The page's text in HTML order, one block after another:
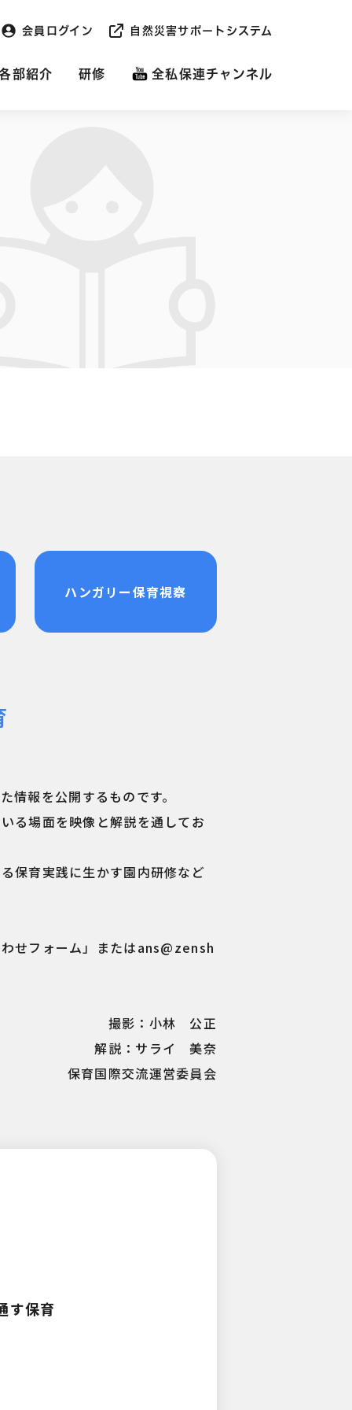
会員ログイン 自然災害サポートシステム
部紹介 研修 全私保連チャンネル
ハンガリー保育視察
報を公開するものです。
る場面を映像と解説を通してお
保育実践に生かす園内研修など
せフォーム」またはans@zensh
撮影：小林 公正
解説：サライ 美奈
保育国際交流運営委員会
す保育